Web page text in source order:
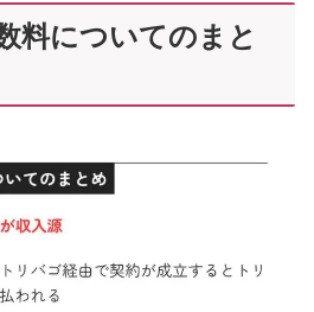
料についてのまと